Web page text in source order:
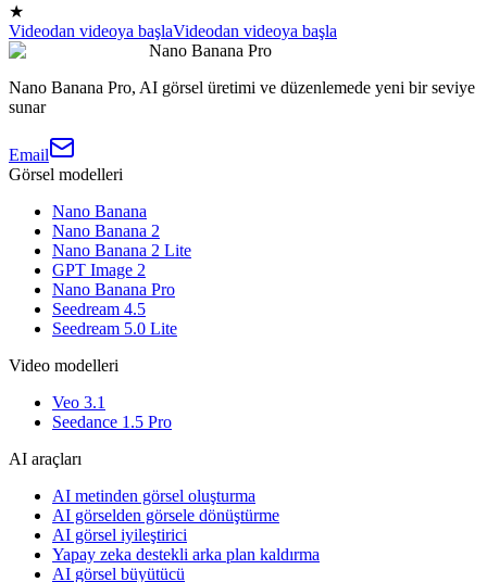
★
Videodan videoya başlaVideodan videoya başla
Nano Banana Pro
Nano Banana Pro, AI görsel üretimi ve düzenlemede yeni bir seviye
sunar
Email
Görsel modelleri
Nano Banana
Nano Banana 2
Nano Banana 2 Lite
GPT Image 2
Nano Banana Pro
Seedream 4.5
Seedream 5.0 Lite
Video modelleri
Veo 3.1
Seedance 1.5 Pro
AI araçları
AI metinden görsel oluşturma
AI görselden görsele dönüştürme
AI görsel iyileştirici
Yapay zeka destekli arka plan kaldırma
AI görsel büyütücü